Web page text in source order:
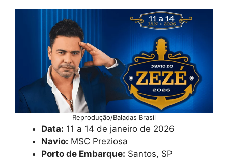
Reprodução/Baladas Brasil
Data: 11 a 14 de janeiro de 2026
Navio: MSC Preziosa
Porto de Embarque: Santos, SP